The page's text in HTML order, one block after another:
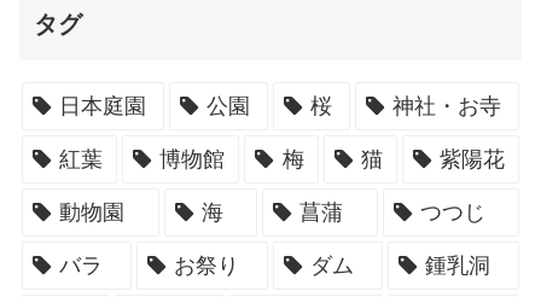
タグ
日本庭園 公園 桜 神社・お寺
紅葉 博物館 梅 猫 紫陽花
動物園 海 菖蒲 つつじ
バラ お祭り ダム 鍾乳洞